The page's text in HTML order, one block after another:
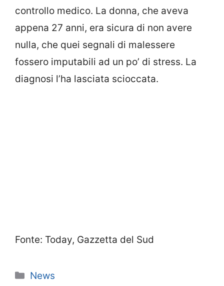
controllo medico. La donna, che aveva
appena 27 anni, era sicura di non avere
nulla, che quei segnali di malessere
fossero imputabili ad un po’ di stress. La
diagnosi l’ha lasciata scioccata.
Fonte: Today, Gazzetta del Sud
Categorie
News